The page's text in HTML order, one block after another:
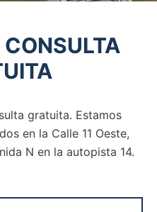
gratuita. Estamos
en la Calle 11 Oeste,
N en la autopista 14.